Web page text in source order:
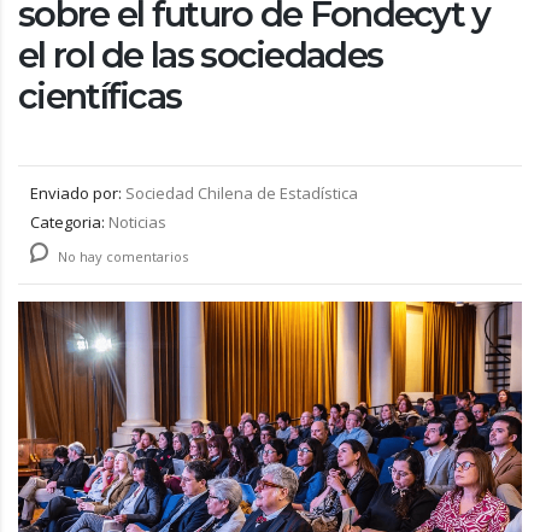
sobre el futuro de Fondecyt y
el rol de las sociedades
científicas
Enviado por: Sociedad Chilena de Estadística
Categoria: Noticias
No hay comentarios